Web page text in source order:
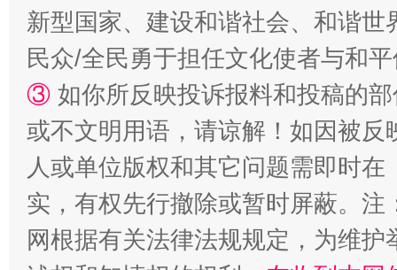
漫山遍野的桃花与雪山、麦地、白藏房 除
新型国家、建设和谐社会、和谐
民众/全民勇于担任文化使者与和
③ 如你所反映投诉报料和投稿的
或不文明用语，请谅解！如因被
人或单位版权和其它问题需即时在
实，有权先行撤除或暂时屏蔽。
网根据有关法律法规规定，为维